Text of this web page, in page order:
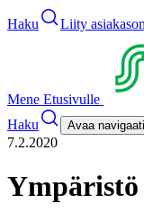
Haku Liity
Mene Etusivulle
Haku
Avaa
7.2.2020
Ympäristö